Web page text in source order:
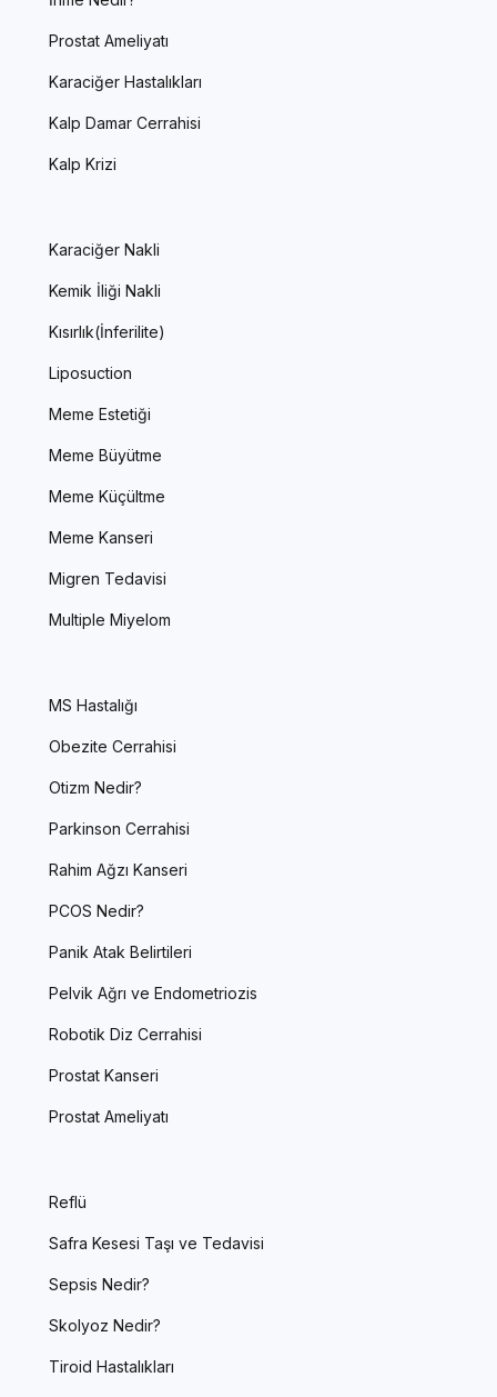
Prostat Ameliyatı
Karaciğer Hastalıkları
Kalp Damar Cerrahisi
Kalp Krizi
Karaciğer Nakli
Kemik İliği Nakli
Kısırlık(İnferilite)
Liposuction
Meme Estetiği
Meme Büyütme
Meme Küçültme
Meme Kanseri
Migren Tedavisi
Multiple Miyelom
MS Hastalığı
Obezite Cerrahisi
Otizm Nedir?
Parkinson Cerrahisi
Rahim Ağzı Kanseri
PCOS Nedir?
Panik Atak Belirtileri
Pelvik Ağrı ve Endometriozis
Robotik Diz Cerrahisi
Prostat Kanseri
Prostat Ameliyatı
Reflü
Safra Kesesi Taşı ve Tedavisi
Sepsis Nedir?
Skolyoz Nedir?
Tiroid Hastalıkları